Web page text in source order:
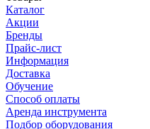
Каталог
Акции
Бренды
Прайс-лист
Информация
Доставка
Обучение
Способ оплаты
Аренда инструмента
Подбор оборудования